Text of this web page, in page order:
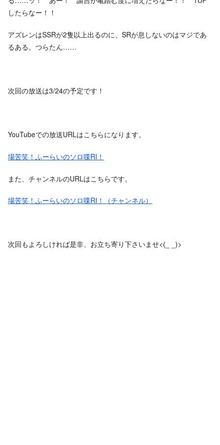
したらなー！！
アズレンはSSRが2隻以上出るのに、SRが息しないのはマジであ
るある。つらたん……
次回の放送は3/24の予定です！
YouTubeでの放送URLはこちらになります。
場苦笑！ふーらいのソロ喋RI！
また、チャンネルのURLはこちらです。
場苦笑！ふーらいのソロ喋RI！（チャンネル）
次回もよろしければ是非、お立ち寄り下さいませ<(_ _)>